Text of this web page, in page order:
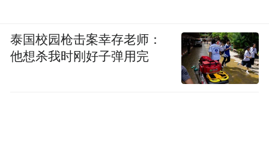
泰国校园枪击案幸存老师：
他想杀我时刚好子弹用完